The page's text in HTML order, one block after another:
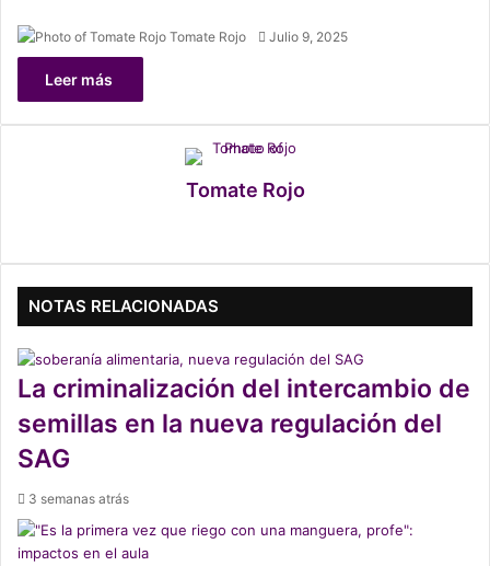
Tomate Rojo
o
w
n
Julio 9, 2025
Leer más
Tomate Rojo
NOTAS RELACIONADAS
La criminalización del intercambio de
semillas en la nueva regulación del
SAG
3 semanas atrás